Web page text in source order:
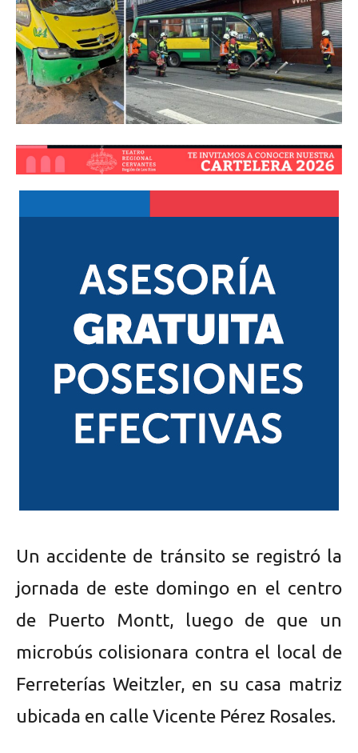
Un accidente de tránsito se registró la
jornada de este domingo en el centro
de Puerto Montt, luego de que un
microbús colisionara contra el local de
Ferreterías Weitzler, en su casa matriz
ubicada en calle Vicente Pérez Rosales.